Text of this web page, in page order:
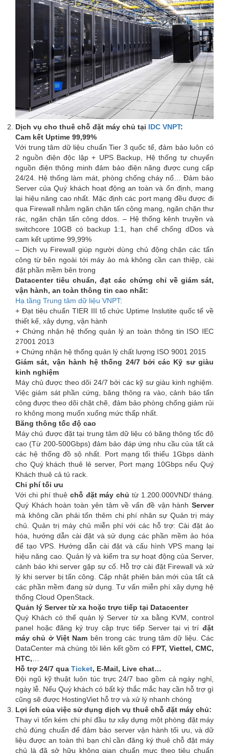
Dịch vụ cho thuê chỗ đặt máy chủ tại IDC VNPT:
Cam kết Uptime 99,99%
Với trung tâm dữ liệu chuẩn Tier 3 quốc tế, đảm bảo luôn có
2 nguồn điện độc lập + UPS Backup, Hệ thống tự chuyển
nguồn điện thông minh đảm bảo điện năng được cung cấp
24/24. Hệ thống làm mát, phòng chống cháy nổ… Đảm bảo
Server của Quý khách hoạt động an toàn và ổn định, mang
lại hiệu năng cao nhất. Mặc định các port mạng đều được đi
qua Firewall nhằm ngăn chặn tấn công mạng, ngăn chặn thư
rác, ngăn chặn tấn công ddos. – Hệ thống kênh truyền và
switchcore 10GB có backup 1:1, hạn chế chống dDos và
cam kết uptime 99,99%
– Dịch vụ Firewall giúp người dùng chủ động chặn các tấn
công từ bên ngoài tới máy ảo mà không cần can thiệp, cài
đặt phần mềm bên trong
Datacenter tiêu chuẩn, đạt các chứng chỉ về giám sát,
vận hành, an toàn thông tin cao nhất:
Hạ tầng Trung tâm dữ liệu VNPT:
+ Đạt tiêu chuẩn TIER III tổ chức Uptime Inslutite quốc tế về
thiết kế, xây dựng, vận hành
+ Chứng nhận hệ thống quản lý an toàn thông tin ISO IEC
27001 2013
+ Chứng nhận hệ thống quản lý chất lượng ISO 9001 2015
Giám sát, vận hành hệ thống 24/7 bởi các Kỹ sư giàu
kinh nghiệm
Máy chủ được theo dõi 24/7 bởi các kỹ sư giàu kinh nghiệm.
Việc giám sát phần cứng, băng thông ra vào, cảnh báo tấn
công được theo dõi chặt chẽ, đảm bảo phòng chống giảm rủi
ro không mong muốn xuống mức thấp nhất.
Băng thông tốc độ cao
Máy chủ được đặt tại trung tâm dữ liệu có băng thông tốc độ
cao (Từ 200-500Gbps) đảm bảo đáp ứng nhu cầu của tất cả
các hệ thống đồ sộ nhất. Port mạng tối thiểu 1Gbps dành
cho Quý khách thuê lẻ server, Port mạng 10Gbps nếu Quý
Khách thuê cả tủ rack.
Chi phí tối ưu
Với chi phí thuê chỗ đặt máy chủ từ 1.200.000VND/ tháng.
Quý Khách hoàn toàn yên tâm về vấn đề vận hành Server
mà không cần phải tốn thêm chi phí nhân sự Quản trị máy
chủ. Quản trị máy chủ miễn phí với các hỗ trợ: Cài đặt ảo
hóa, hướng dẫn cài đặt và sử dụng các phần mềm ảo hóa
để tạo VPS. Hướng dẫn cài đặt và cấu hình VPS mang lại
hiệu năng cao. Quản lý và kiểm tra sự hoạt động của Server,
cảnh báo khi server gặp sự cố. Hỗ trợ cài đặt Firewall và xử
lý khi server bị tấn công. Cập nhật phiên bản mới của tất cả
các phần mềm đang sử dụng. Tư vấn miễn phí xây dựng hệ
thống Cloud OpenStack.
Quản lý Server từ xa hoặc trực tiếp tại Datacenter
Quý Khách có thể quản lý Server từ xa bằng KVM, control
panel hoặc đăng ký truy cập trực tiếp Server tại vị trí đặt
máy chủ ở Việt Nam bên trong các trung tâm dữ liệu. Các
DataCenter mà chúng tôi liên kết gồm có FPT, Viettel, CMC,
HTC,
Hỗ trợ 24/7 qua Ticket, E-Mail, Live chat…
Đội ngũ kỹ thuật luôn túc trực 24/7 bao gồm cả ngày nghỉ,
ngày lễ. Nếu Quý khách có bất kỳ thắc mắc hay cần hỗ trợ gì
cũng sẽ được HostingViet hỗ trợ và xử lý nhanh chóng
Lợi ích của việc sử dụng dịch vụ thuê chỗ đặt máy chủ:
Thay vì tốn kém chi phí đầu tư xây dựng một phòng đặt máy
chủ đúng chuẩn để đảm bảo server vận hành tối ưu, và dữ
liệu được an toàn thì bạn chỉ cần đăng ký thuê chỗ đặt máy
chủ là đã sở hữu không gian chuẩn mực theo tiêu chuẩn